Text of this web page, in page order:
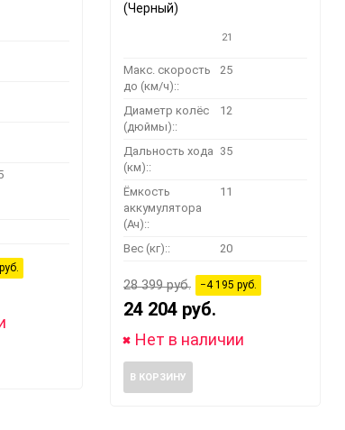
(Черный)
21
Макс. скорость
до (км/ч)::
25
Диаметр колёс
(дюймы)::
12
Дальность хода
(км)::
35
Ёмкость
аккумулятора
(Ач)::
11
Вес (кг):: 20
28 399 руб. −4 195 руб.
24 204 руб.
Нет в наличии
В КОРЗИНУ